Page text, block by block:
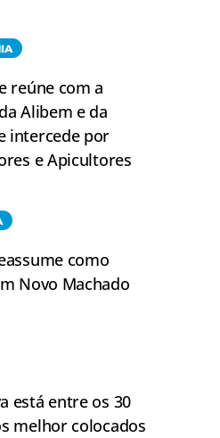
reúne com a
Alibem e da
intercede por
e Apicultores
como
Novo Machado
está entre os 30
melhor colocados